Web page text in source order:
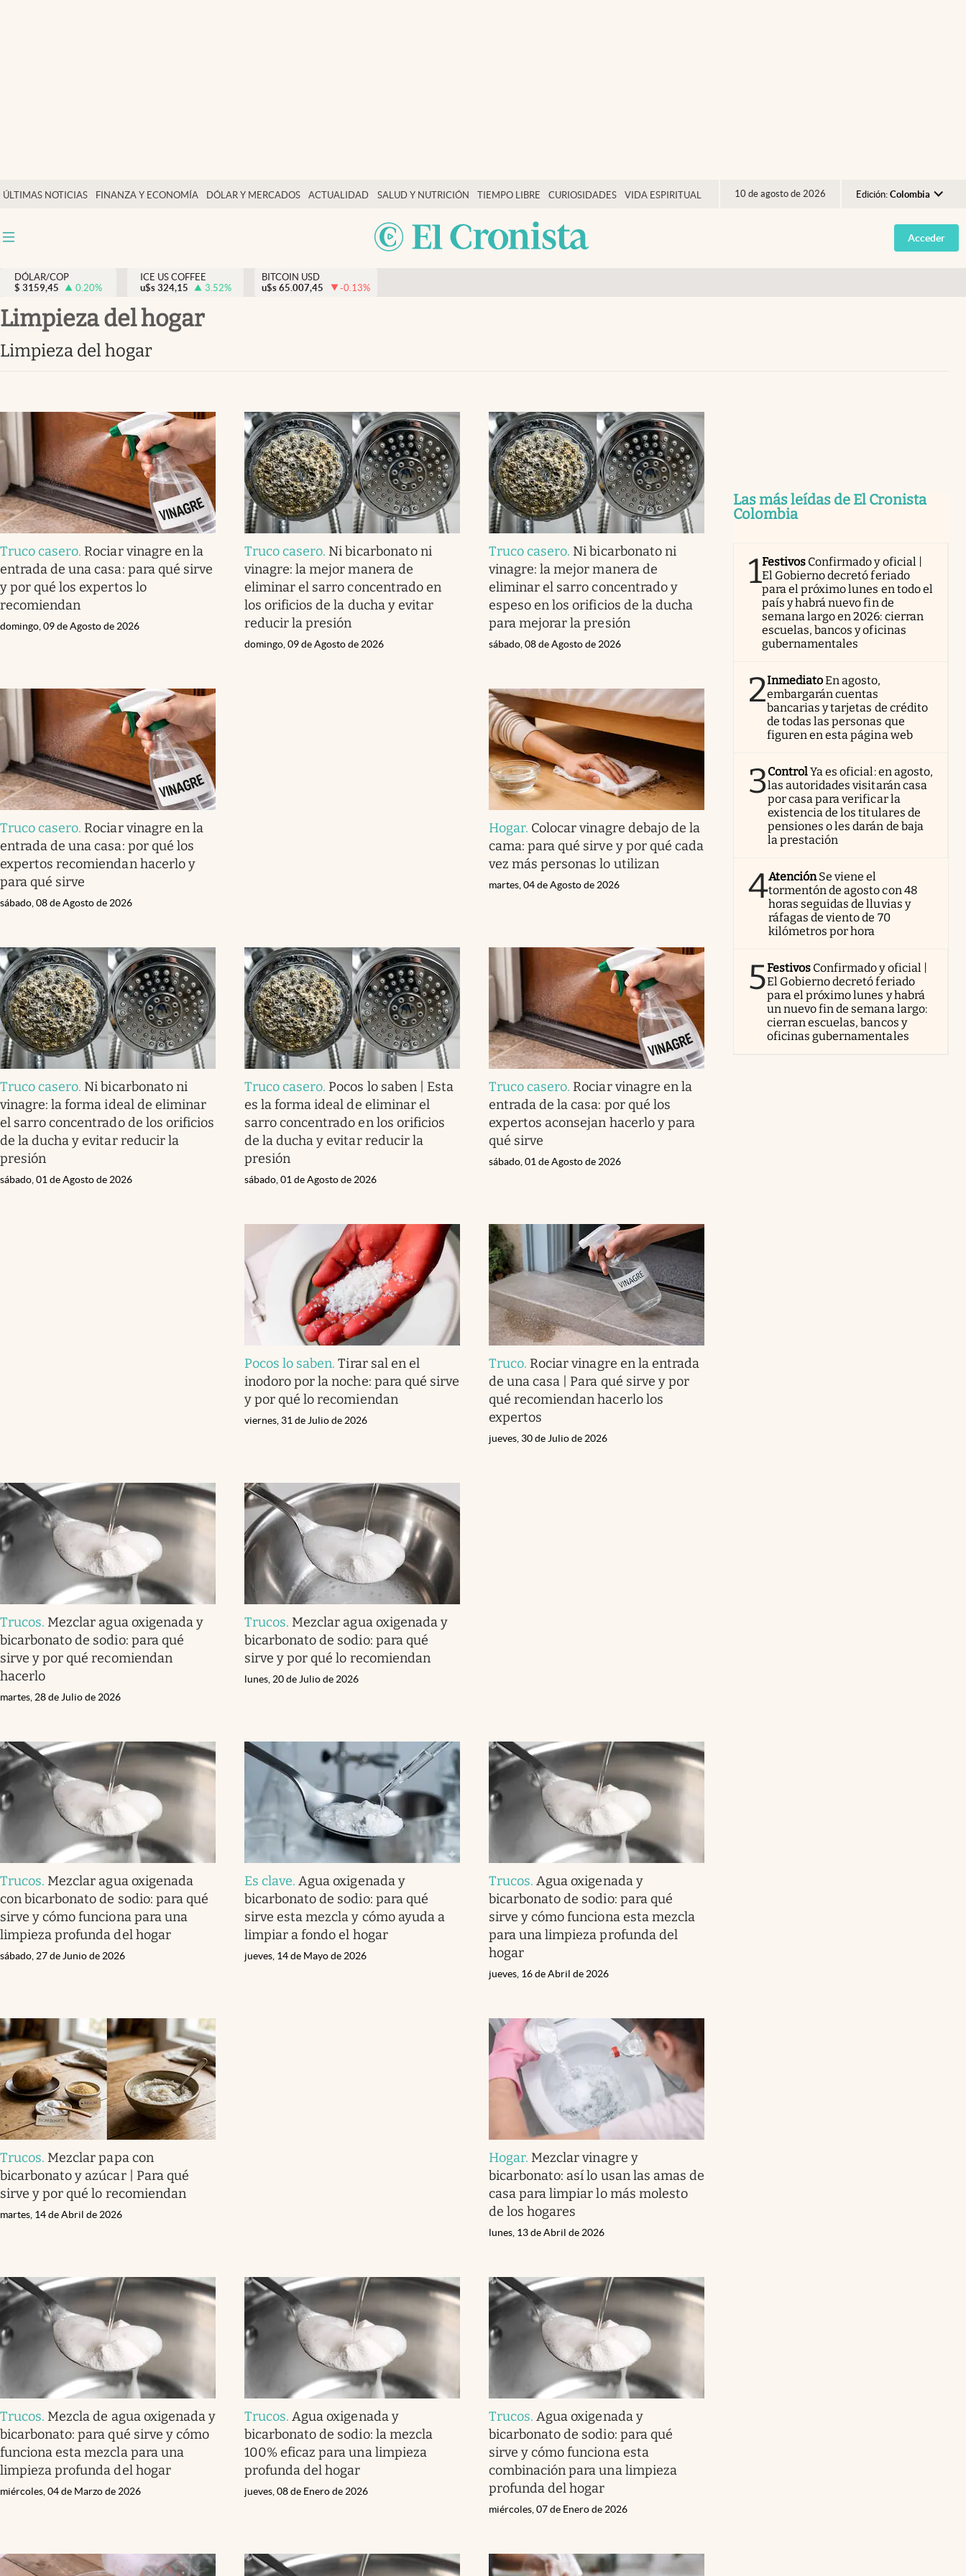
ÚLTIMAS NOTICIAS FINANZA Y ECONOMÍA DÓLAR Y MERCADOS ACTUALIDAD SALUD Y NUTRICIÓN TIEMPO LIBRE CURIOSIDADES VIDA ESPIRITUAL 10 de agosto de 2026 Edición: Colombia
Argentina
España
Dólar y mercados
Acceder
DÓLAR/COP
$ 3159,45 0.20%
ICE US COFFEE
u$s 324,15 3.52%
BITCOIN USD
u$s 65.007,45 -0.13%
limpieza del hogar
limpieza del hogar
Truco casero. Rociar vinagre en la
entrada de una casa: para qué sirve
y por qué los expertos lo
recomiendan
domingo, 09 de Agosto de 2026
Truco casero. Ni bicarbonato ni
vinagre: la mejor manera de
eliminar el sarro concentrado en
los orificios de la ducha y evitar
reducir la presión
domingo, 09 de Agosto de 2026
Truco casero. Ni bicarbonato ni
vinagre: la mejor manera de
eliminar el sarro concentrado y
espeso en los orificios de la ducha
para mejorar la presión
sábado, 08 de Agosto de 2026
Truco casero. Rociar vinagre en la
entrada de una casa: por qué los
expertos recomiendan hacerlo y
para qué sirve
sábado, 08 de Agosto de 2026
Hogar. Colocar vinagre debajo de la
cama: para qué sirve y por qué cada
vez más personas lo utilizan
martes, 04 de Agosto de 2026
Truco casero. Ni bicarbonato ni
vinagre: la forma ideal de eliminar
el sarro concentrado de los orificios
de la ducha y evitar reducir la
presión
sábado, 01 de Agosto de 2026
Truco casero. Pocos lo saben | Esta
es la forma ideal de eliminar el
sarro concentrado en los orificios
de la ducha y evitar reducir la
presión
sábado, 01 de Agosto de 2026
Truco casero. Rociar vinagre en la
entrada de la casa: por qué los
expertos aconsejan hacerlo y para
qué sirve
sábado, 01 de Agosto de 2026
Pocos lo saben.Tirar sal en el
inodoro por la noche: para qué sirve
y por qué lo recomiendan
viernes, 31 de Julio de 2026
Truco. Rociar vinagre en la entrada
de una casa | Para qué sirve y por
qué recomiendan hacerlo los
expertos
jueves, 30 de Julio de 2026
Trucos. Mezclar agua oxigenada y
bicarbonato de sodio: para qué
sirve y por qué recomiendan
hacerlo
martes, 28 de Julio de 2026
Trucos. Mezclar agua oxigenada y
bicarbonato de sodio: para qué
sirve y por qué lo recomiendan
lunes, 20 de Julio de 2026
Trucos. Mezclar agua oxigenada
con bicarbonato de sodio: para qué
sirve y cómo funciona para una
limpieza profunda del hogar
sábado, 27 de Junio de 2026
Es clave.Agua oxigenada y
bicarbonato de sodio: para qué
sirve esta mezcla y cómo ayuda a
limpiar a fondo el hogar
jueves, 14 de Mayo de 2026
Trucos.Agua oxigenada y
bicarbonato de sodio: para qué
sirve y cómo funciona esta mezcla
para una limpieza profunda del
hogar
jueves, 16 de Abril de 2026
Trucos. Mezclar papa con
bicarbonato y azúcar | Para qué
sirve y por qué lo recomiendan
martes, 14 de Abril de 2026
Hogar. Mezclar vinagre y
bicarbonato: así lo usan las amas de
casa para limpiar lo más molesto
de los hogares
lunes, 13 de Abril de 2026
Trucos. Mezcla de agua oxigenada y
bicarbonato: para qué sirve y cómo
funciona esta mezcla para una
limpieza profunda del hogar
miércoles, 04 de Marzo de 2026
Trucos.Agua oxigenada y
bicarbonato de sodio: la mezcla
100% eficaz para una limpieza
profunda del hogar
jueves, 08 de Enero de 2026
Trucos.Agua oxigenada y
bicarbonato de sodio: para qué
sirve y cómo funciona esta
combinación para una limpieza
profunda del hogar
miércoles, 07 de Enero de 2026
Las más leídas de El Cronista
Colombia
1Festivos Confirmado y oficial |
El Gobierno decretó feriado
para el próximo lunes en todo el
país y habrá nuevo fin de
semana largo en 2026: cierran
escuelas, bancos y oficinas
gubernamentales
2InmediatoEn agosto,
embargarán cuentas
bancarias y tarjetas de crédito
de todas las personas que
figuren en esta página web
3ControlYa es oficial: en agosto,
las autoridades visitarán casa
por casa para verificar la
existencia de los titulares de
pensiones o les darán de baja
la prestación
4AtenciónSe viene el
tormentón de agosto con 48
horas seguidas de lluvias y
ráfagas de viento de 70
kilómetros por hora
5Festivos Confirmado y oficial |
El Gobierno decretó feriado
para el próximo lunes y habrá
un nuevo fin de semana largo:
cierran escuelas, bancos y
oficinas gubernamentales